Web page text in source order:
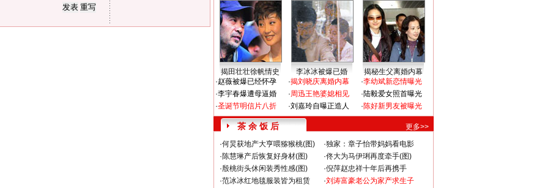
揭田壮壮徐帆情史 李冰冰被爆已婚
揭秘生父离婚内幕
·赵薇被爆已经怀孕
·李宇春爆遭母逼婚
·圣诞节明信片八折
·揭刘晓庆离婚内幕
·周迅王艳婆媳相见
·刘嘉玲自曝正造人
·李幼斌新恋情曝光
·陆毅爱女照首曝光
·陈好新男友被曝光
茶 余 饭 后
更多>>
·何炅获地产大亨喂猕猴桃(图) ·独家：章子怡带妈妈看电影
·陈慧琳产后恢复好身材(图) ·佟大为马伊琍再度牵手(图)
·殷桃街头休闲装秀性感(图) ·倪萍赵忠祥十年后再携手
·范冰冰红地毯服装皆为租赁 ·刘涛富豪老公为家产求生子